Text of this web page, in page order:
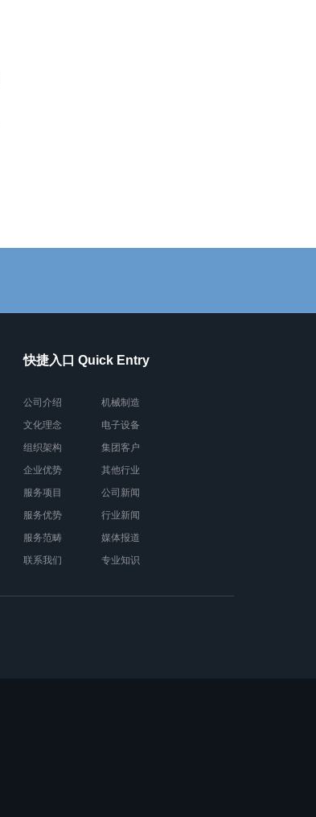
快捷入口 Quick Entry
公司介绍
文化理念
组织架构
企业优势
服务项目
服务优势
服务范畴
联系我们
机械制造
电子设备
集团客户
其他行业
公司新闻
行业新闻
媒体报道
专业知识